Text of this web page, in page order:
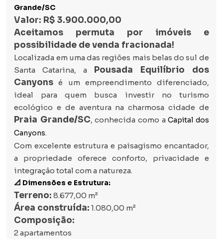
Grande/SC
Valor: R$ 3.900.000,00
Aceitamos permuta por imóveis e
possibilidade de venda fracionada!
Localizada em uma das regiões mais belas do sul de
Santa Catarina, a Pousada Equilíbrio dos
Canyons é um empreendimento diferenciado,
ideal para quem busca investir no turismo
ecológico e de aventura na charmosa cidade de
Praia Grande/SC, conhecida como aCapital dos
Canyons.
Com excelente estrutura e paisagismo encantador,
a propriedade oferece conforto, privacidade e
integração total com a natureza.
📐 Dimensões e Estrutura:
Terreno: 8.677,00 m²
Área construída: 1.080,00 m²
Composição:
2 apartamentos